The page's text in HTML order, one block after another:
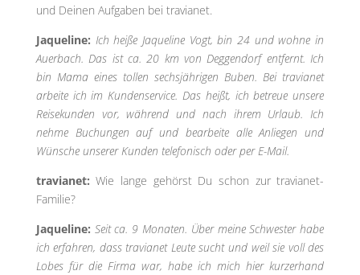
und Deinen Aufgaben bei travianet.
Jaqueline: Ich heiße Jaqueline Vogt, bin 24 und wohne in
Auerbach. Das ist ca. 20 km von Deggendorf entfernt. Ich
bin Mama eines tollen sechsjährigen Buben. Bei travianet
arbeite ich im Kundenservice. Das heißt, ich betreue unsere
Reisekunden vor, während und nach ihrem Urlaub. Ich
nehme Buchungen auf und bearbeite alle Anliegen und
Wünsche unserer Kunden telefonisch oder per E-Mail.
travianet: Wie lange gehörst Du schon zur travianet-
Familie?
Jaqueline: Seit ca. 9 Monaten. Über meine Schwester habe
ich erfahren, dass travianet Leute sucht und weil sie voll des
Lobes für die Firma war, habe ich mich hier kurzerhand